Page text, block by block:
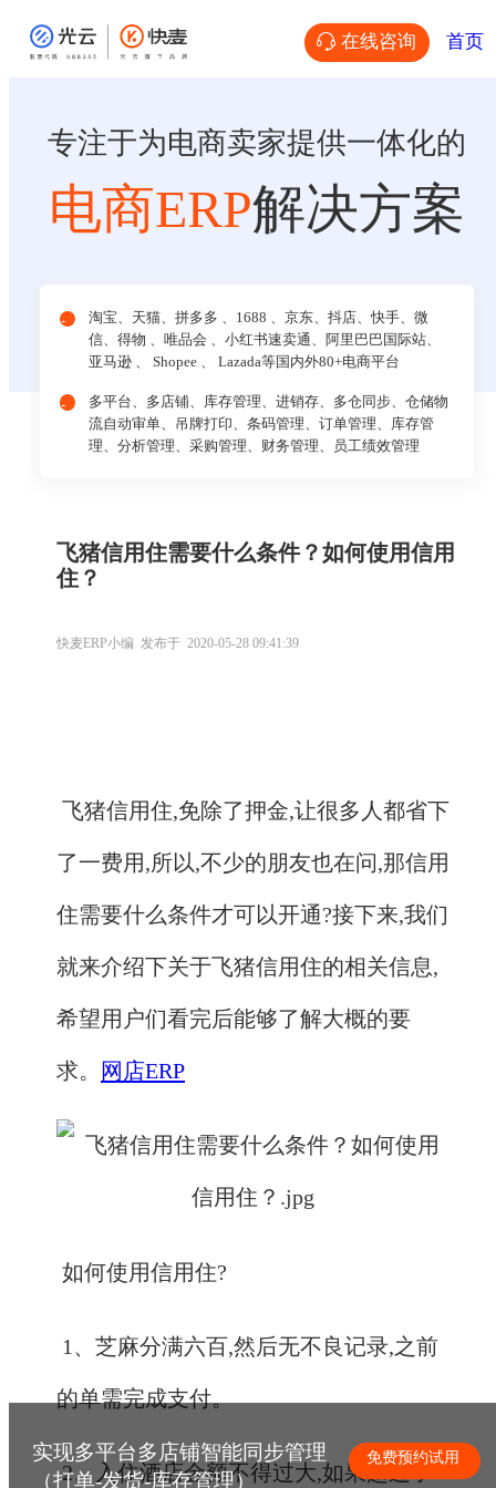
在线咨询 首页
专注于为电商卖家提供一体化的
电商ERP解决方案
飞猪信用住需要什么条件？如何使用信用
住？
快麦ERP小编 发布于 2020-05-28 09:41:39
实现多平台多店铺智能同步管理
（打单-发货-库存管理）
免费预约试用
淘宝、天猫、拼多多 、1688 、京东、抖店、快手、微
信、得物 、唯品会 、小红书速卖通、阿里巴巴国际站、
亚马逊 、 Shopee 、 Lazada等国内外80+电商平台
多平台、多店铺、库存管理、进销存、多仓同步、仓储物
流自动审单、吊牌打印、条码管理、订单管理、库存管
理、分析管理、采购管理、财务管理、员工绩效管理
飞猪信用住,免除了押金,让很多人都省下
了一费用,所以,不少的朋友也在问,那信用
住需要什么条件才可以开通?接下来,我们
就来介绍下关于飞猪信用住的相关信息,
希望用户们看完后能够了解大概的要
求。 网店ERP
如何使用信用住?
1、芝麻分满六百,然后无不良记录,之前
的单需完成支付。
2、入住酒店金额不得过大,如果超过了